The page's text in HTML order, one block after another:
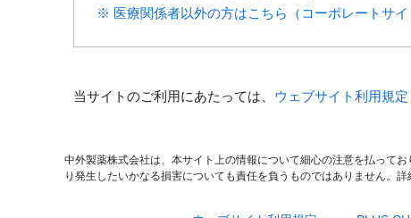
※ 医療関係者以外の方はこちら（コーポレートサイ
当サイトのご利用にあたっては、 ウェブサイト利用規定
中外製薬株式会社は、本サイト上の情報について細心の注意を払って
り発生したいかなる損害についても責任を負うものではありません。